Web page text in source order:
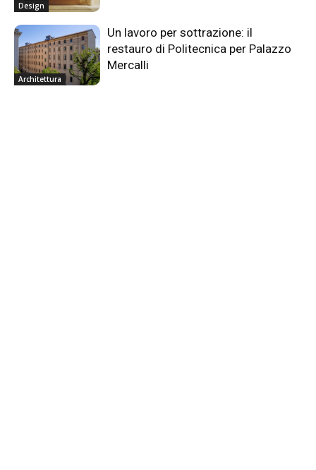
Design
Architettura
Un lavoro per sottrazione: il
restauro di Politecnica per Palazzo
Mercalli